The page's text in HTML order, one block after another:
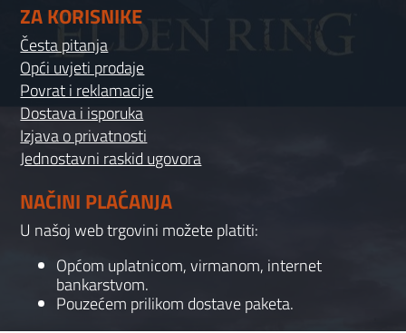
ZA KORISNIKE
Česta pitanja
Opći uvjeti prodaje
Povrat i reklamacije
Dostava i isporuka
Izjava o privatnosti
Jednostavni raskid ugovora
NAČINI PLAĆANJA
U našoj web trgovini možete platiti:
Općom uplatnicom, virmanom, internet
bankarstvom.
Pouzećem prilikom dostave paketa.